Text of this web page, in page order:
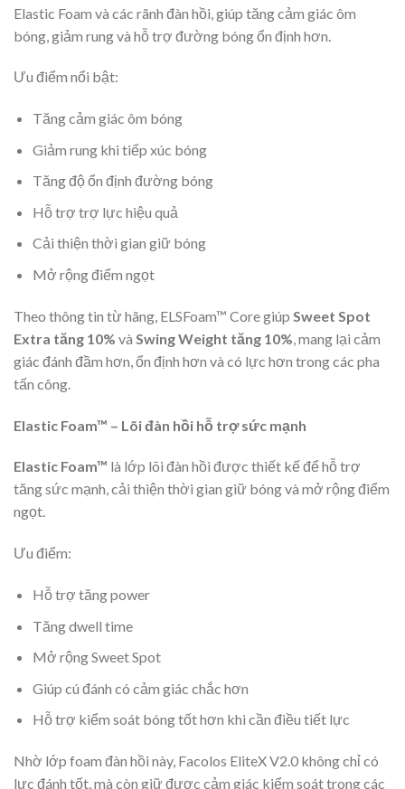
Elastic Foam và các rãnh đàn hồi, giúp tăng cảm giác ôm
bóng, giảm rung và hỗ trợ đường bóng ổn định hơn.
Ưu điểm nổi bật:
Tăng cảm giác ôm bóng
Giảm rung khi tiếp xúc bóng
Tăng độ ổn định đường bóng
Hỗ trợ trợ lực hiệu quả
Cải thiện thời gian giữ bóng
Mở rộng điểm ngọt
Theo thông tin từ hãng, ELSFoam™ Core giúp Sweet Spot
Extra tăng 10% và Swing Weight tăng 10%, mang lại cảm
giác đánh đầm hơn, ổn định hơn và có lực hơn trong các pha
tấn công.
Elastic Foam™ – Lõi đàn hồi hỗ trợ sức mạnh
Elastic Foam™ là lớp lõi đàn hồi được thiết kế để hỗ trợ
tăng sức mạnh, cải thiện thời gian giữ bóng và mở rộng điểm
ngọt.
Ưu điểm:
Hỗ trợ tăng power
Tăng dwell time
Mở rộng Sweet Spot
Giúp cú đánh có cảm giác chắc hơn
Hỗ trợ kiểm soát bóng tốt hơn khi cần điều tiết lực
Nhờ lớp foam đàn hồi này, Facolos EliteX V2.0 không chỉ có
lực đánh tốt, mà còn giữ được cảm giác kiểm soát trong các